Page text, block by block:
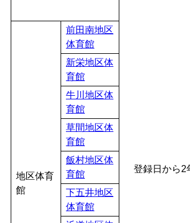
登録日から2
地区体育
館
前田南地区
体育館
新栄地区体
育館
牛川地区体
育館
草間地区体
育館
飯村地区体
育館
下五井地区
体育館